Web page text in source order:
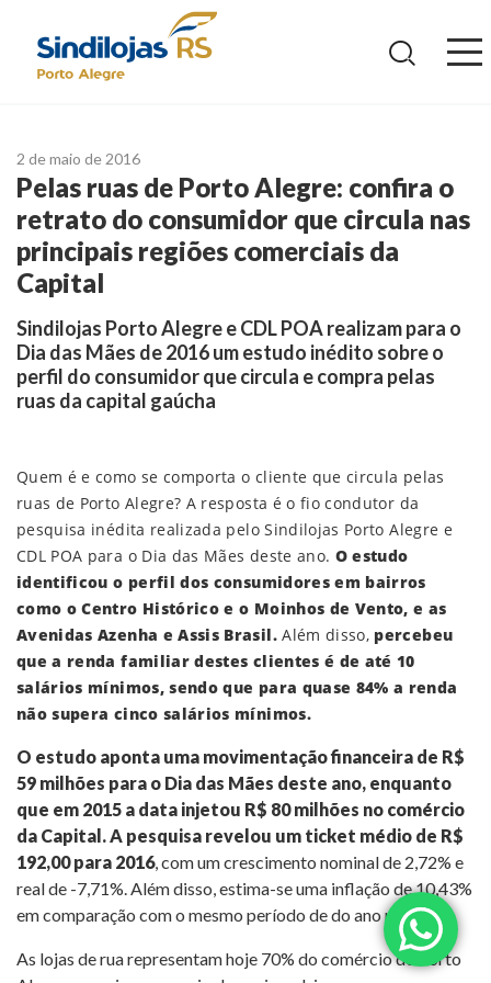
2 de maio de 2016
Pelas ruas de Porto Alegre: confira o
retrato do consumidor que circula nas
principais regiões comerciais da
Capital
Sindilojas Porto Alegre e CDL POA realizam para o
Dia das Mães de 2016 um estudo inédito sobre o
perfil do consumidor que circula e compra pelas
ruas da capital gaúcha
Quem é e como se comporta o cliente que circula pelas
ruas de Porto Alegre? A resposta é o fio condutor da
pesquisa inédita realizada pelo Sindilojas Porto Alegre e
CDL POA para o Dia das Mães deste ano. O estudo
identificou o perfil dos consumidores em bairros
como o Centro Histórico e o Moinhos de Vento, e as
Avenidas Azenha e Assis Brasil.Além disso, percebeu
que a renda familiar destes clientes é de até 10
salários mínimos, sendo que para quase 84% a renda
não supera cinco salários mínimos.
O estudo aponta uma movimentação financeira de R$
59 milhões para o Dia das Mães deste ano, enquanto
que em 2015 a data injetou R$ 80 milhões no comércio
da Capital. A pesquisa revelou um ticket médio de R$
192,00 para 2016, com um crescimento nominal de 2,72% e
real de -7,71%. Além disso, estima-se uma inflação de 10,43%
em comparação com o mesmo período de do ano passado.
As lojas de rua representam hoje 70% do comércio de Porto